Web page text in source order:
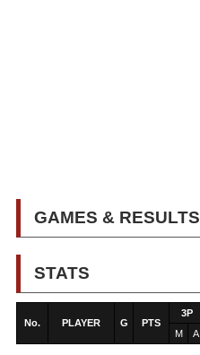
GAMES & RESULTS
STATS
No. PLAYER G PTS
3P
M
A